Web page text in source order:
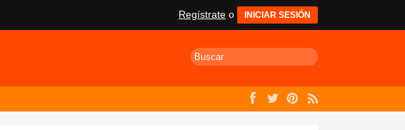
Regístrate o INICIAR SESIÓN